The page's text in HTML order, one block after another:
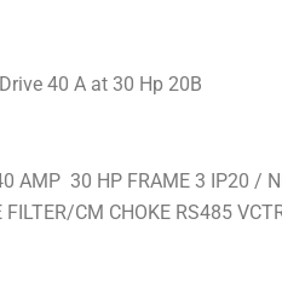
40 A at 30 Hp 20B
AMP 30 HP FRAME 3 IP20 /
CM CHOKE RS485